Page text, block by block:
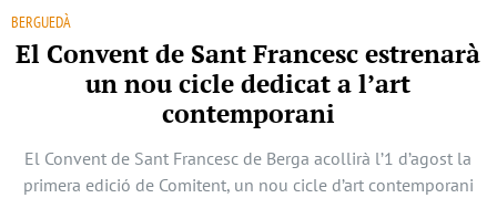
BERGUEDÀ
El Convent de Sant Francesc estrenarà
un nou cicle dedicat a l’art
contemporani
El Convent de Sant Francesc de Berga acollirà l’1 d’agost la
primera edició de Comitent, un nou cicle d’art contemporani